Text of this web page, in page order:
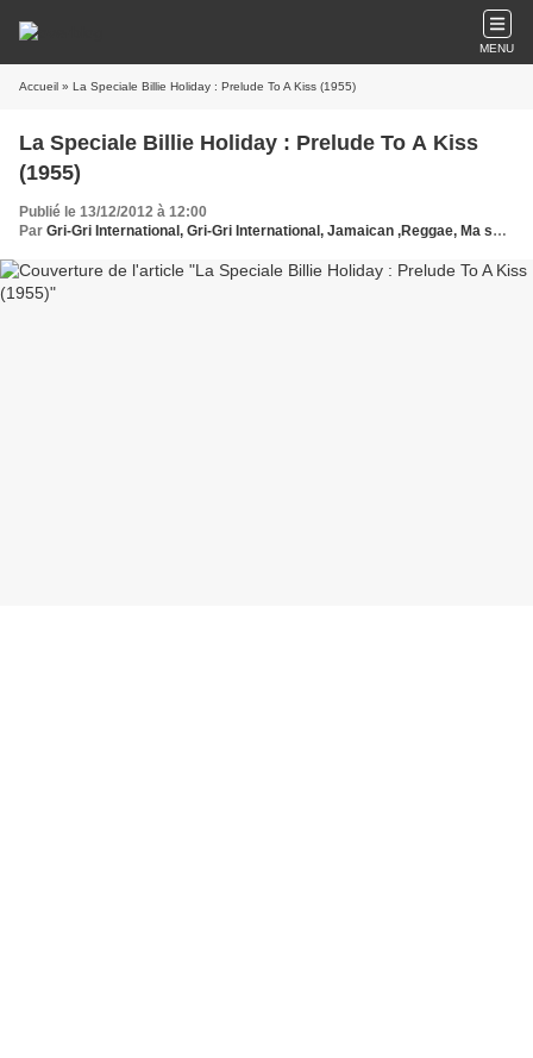
MENU
Accueil » La Speciale Billie Holiday : Prelude To A Kiss (1955)
La Speciale Billie Holiday : Prelude To A Kiss
(1955)
Publié le 13/12/2012 à 12:00
Par Gri-Gri International, Gri-Gri International, Jamaican ,Reggae, Ma solange oussou,Bernard Loupias , New York, Blues, France, Black Music, USA, Sony, Billie Holiday, Europe